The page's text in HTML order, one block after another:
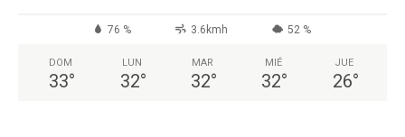
76 % 3.6kmh 52 %
DOM
33°
LUN
32°
MAR
32°
MIÉ
32°
JUE
26°